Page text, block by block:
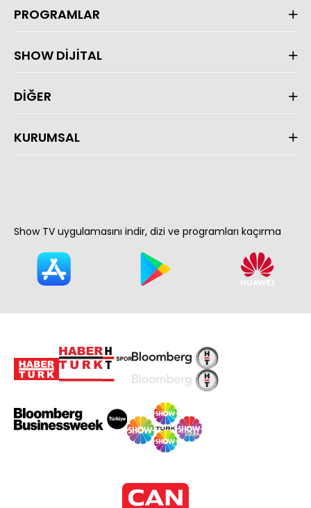
PROGRAMLAR
SHOW DİJİTAL
DİĞER
KURUMSAL
Show TV uygulamasını indir, dizi ve programları kaçırma